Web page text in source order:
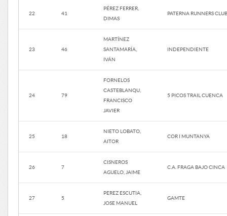
22 41
PÉREZ FERRER,
DIMAS
PATERNA RUNNERS CLUB
23 46
MARTÍNEZ
SANTAMARÍA,
IVÁN
INDEPENDIENTE
24 79
FORNELOS
CASTEBLANQU,
FRANCISCO
JAVIER
5 PICOS TRAIL CUENCA
25 18
NIETO LOBATO,
AITOR
COR I MUNTANYA
26 7
CISNEROS
AGUELO, JAIME
C.A. FRAGA BAJO CINCA
27 5
PEREZ ESCUTIA,
JOSE MANUEL
GAMTE